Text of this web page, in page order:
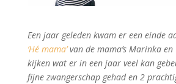
Een jaar geleden kwam er een einde
‘Hé mama’van de mama’s Marinka en
kijken wat er in een jaar veel kan
fijne zwangerschap gehad en 2